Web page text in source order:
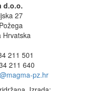
d.o.o.
27
Hrvatska
211 501
211 640
pz.hr